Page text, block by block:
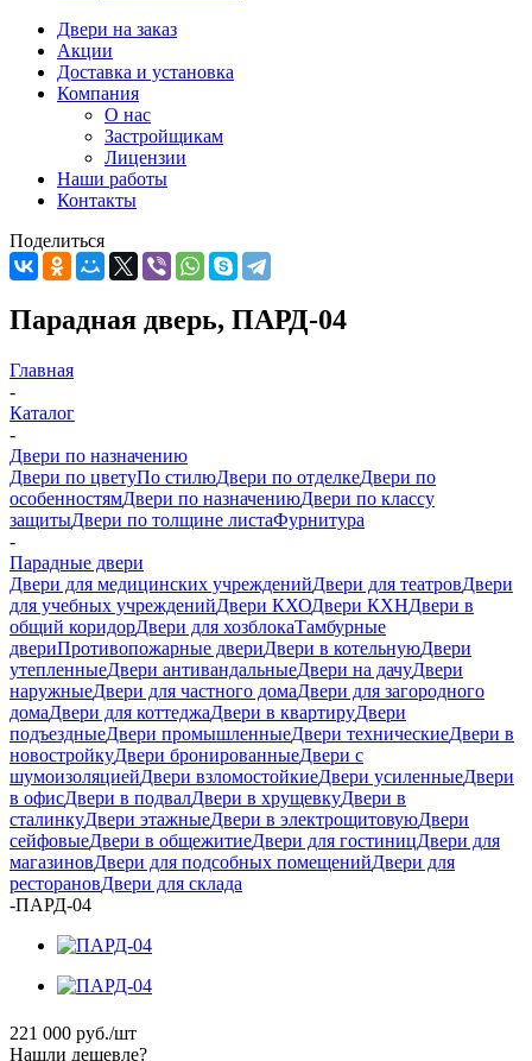
Двери на заказ
Акции
Доставка и установка
Компания
О нас
Застройщикам
Лицензии
Наши работы
Контакты
Поделиться
Парадная дверь, ПАРД-04
Главная
-
Каталог
-
Двери по назначению
Двери по цветуПо стилюДвери по отделкеДвери по
особенностямДвери по назначениюДвери по классу
защитыДвери по толщине листаФурнитура
-
Парадные двери
Двери для медицинских учрежденийДвери для театровДвери
для учебных учрежденийДвери КХОДвери КХНДвери в
общий коридорДвери для хозблокаТамбурные
двериПротивопожарные двериДвери в котельнуюДвери
утепленныеДвери антивандальныеДвери на дачуДвери
наружныеДвери для частного домаДвери для загородного
домаДвери для коттеджаДвери в квартируДвери
подъездныеДвери промышленныеДвери техническиеДвери в
новостройкуДвери бронированныеДвери с
шумоизоляциейДвери взломостойкиеДвери усиленныеДвери
в офисДвери в подвалДвери в хрущевкуДвери в
сталинкуДвери этажныеДвери в электрощитовуюДвери
сейфовыеДвери в общежитиеДвери для гостиницДвери для
магазиновДвери для подсобных помещенийДвери для
ресторановДвери для склада
-ПАРД-04
221 000 руб./шт
Нашли дешевле?